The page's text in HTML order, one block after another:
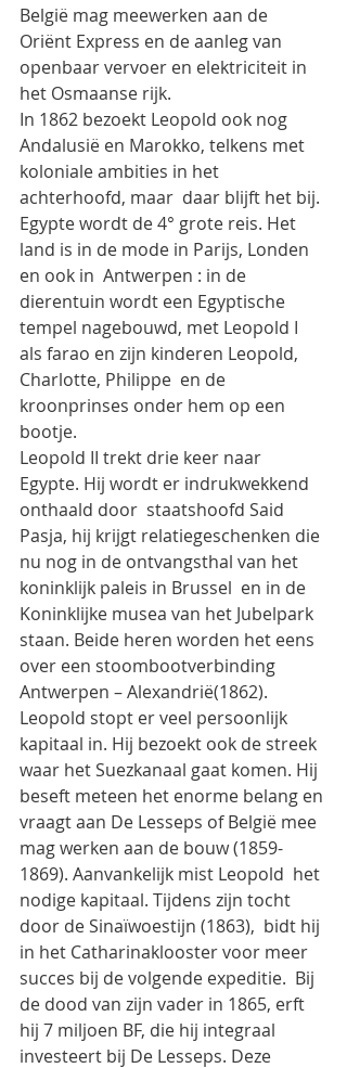
België mag meewerken aan de
Oriënt Express en de aanleg van
openbaar vervoer en elektriciteit in
het Osmaanse rijk.
In 1862 bezoekt Leopold ook nog
Andalusië en Marokko, telkens met
koloniale ambities in het
achterhoofd, maar  daar blijft het bij.
Egypte wordt de 4° grote reis. Het
land is in de mode in Parijs, Londen
en ook in  Antwerpen : in de
dierentuin wordt een Egyptische
tempel nagebouwd, met Leopold I
als farao en zijn kinderen Leopold,
Charlotte, Philippe  en de
kroonprinses onder hem op een
bootje.
Leopold II trekt drie keer naar
Egypte. Hij wordt er indrukwekkend
onthaald door  staatshoofd Said
Pasja, hij krijgt relatiegeschenken die
nu nog in de ontvangsthal van het
koninklijk paleis in Brussel  en in de
Koninklijke musea van het Jubelpark
staan. Beide heren worden het eens
over een stoombootverbinding
Antwerpen – Alexandrië(1862).
Leopold stopt er veel persoonlijk
kapitaal in. Hij bezoekt ook de streek
waar het Suezkanaal gaat komen. Hij
beseft meteen het enorme belang en
vraagt aan De Lesseps of België mee
mag werken aan de bouw (1859-
1869). Aanvankelijk mist Leopold  het
nodige kapitaal. Tijdens zijn tocht
door de Sinaïwoestijn (1863),  bidt hij
in het Catharinaklooster voor meer
succes bij de volgende expeditie.  Bij
de dood van zijn vader in 1865, erft
hij 7 miljoen BF, die hij integraal
investeert bij De Lesseps. Deze